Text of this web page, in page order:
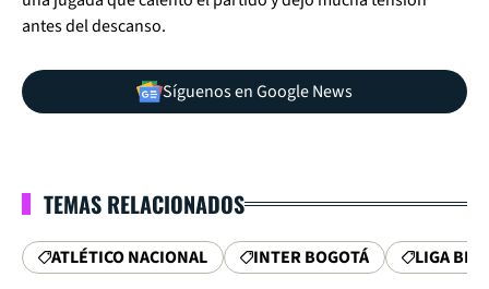
antes del descanso.
Síguenos en Google News
TEMAS RELACIONADOS
ATLÉTICO NACIONAL INTER BOGOTÁ LIGA